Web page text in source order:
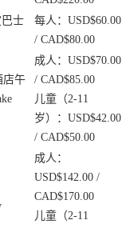
士
每人：USD$60.00
/ CAD$80.00
店午
成人：USD$70.00
/ CAD$85.00
儿童（2-11
岁）：USD$42.00
/ CAD$50.00
成人：
USD$142.00 /
CAD$170.00
儿童（2-11